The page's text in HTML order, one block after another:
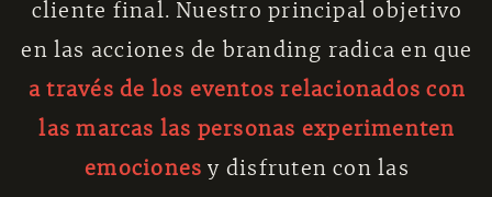
cliente final. Nuestro principal objetivo
en las acciones de branding radica en que
a través de los eventos relacionados con
las marcas las personas experimenten
emociones y disfruten con las